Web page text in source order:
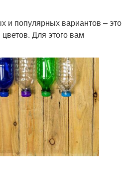
и популярных вариантов – это
Для этого вам